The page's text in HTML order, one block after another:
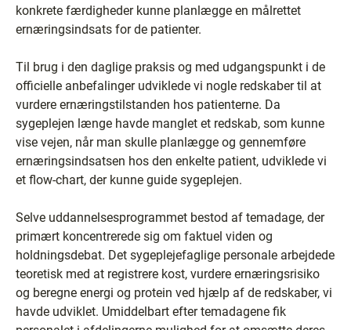
konkrete færdigheder kunne planlægge en målrettet
ernæringsindsats for de patienter.
Til brug i den daglige praksis og med udgangspunkt i de
officielle anbefalinger udviklede vi nogle redskaber til at
vurdere ernæringstilstanden hos patienterne. Da
sygeplejen længe havde manglet et redskab, som kunne
vise vejen, når man skulle planlægge og gennemføre
ernæringsindsatsen hos den enkelte patient, udviklede vi
et flow-chart, der kunne guide sygeplejen.
Selve uddannelsesprogrammet bestod af temadage, der
primært koncentrerede sig om faktuel viden og
holdningsdebat. Det sygeplejefaglige personale arbejdede
teoretisk med at registrere kost, vurdere ernæringsrisiko
og beregne energi og protein ved hjælp af de redskaber, vi
havde udviklet. Umiddelbart efter temadagene fik